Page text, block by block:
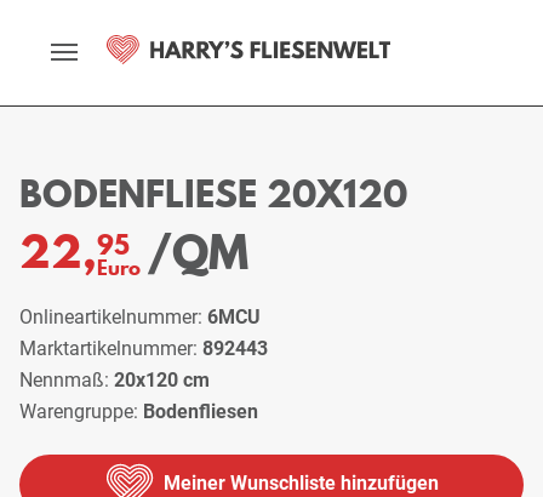
BODENFLIESE 20X120
22,95
Euro /QM
Onlineartikelnummer: 6MCU
Marktartikelnummer: 892443
Nennmaß: 20x120 cm
Warengruppe: Bodenfliesen
Meiner Wunschliste hinzufügen